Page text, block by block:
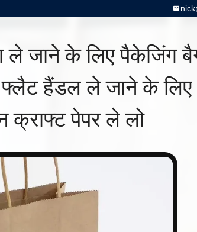
ले जाने के लिए पैकेजिंग
हैंडल ले जाने के
क्राफ्ट पेपर ले लो